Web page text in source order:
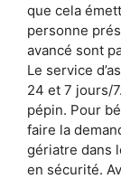
que cela
personne
avancé sont
Le service
24 et 7 jours/
pépin. Pour
faire la
gériatre dans
en sécurité.